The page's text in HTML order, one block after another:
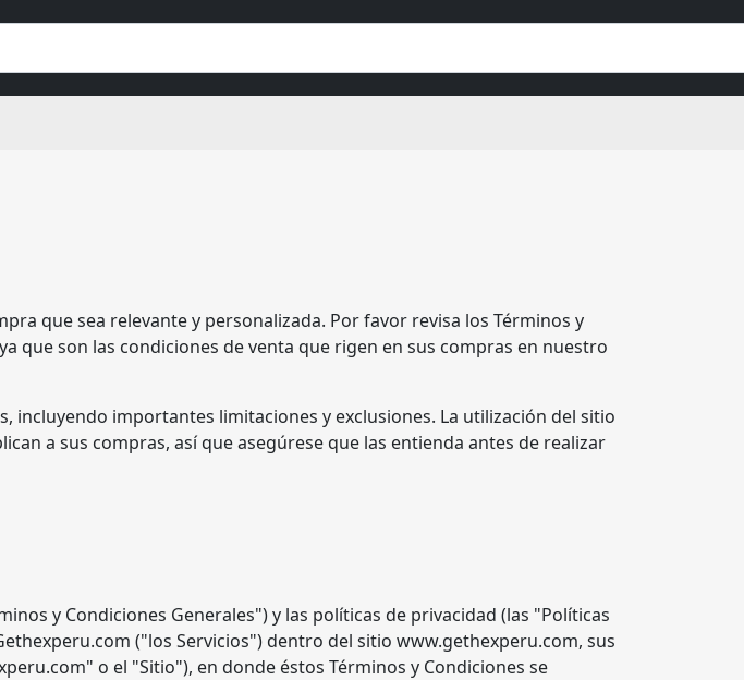
que sea relevante y personalizada. Por favor revisa los Términos y
que son las condiciones de venta que rigen en sus compras en nuestro
incluyendo importantes limitaciones y exclusiones. La utilización del sitio
a sus compras, así que asegúrese que las entienda antes de realizar
y Condiciones Generales") y las políticas de privacidad (las "Políticas
("los Servicios") dentro del sitio www.gethexperu.com, sus
o el "Sitio"), en donde éstos Términos y Condiciones se